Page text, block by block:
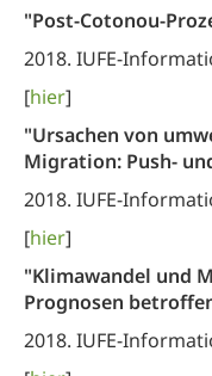
"Post-Cotonou-
2018. IUFE-
[hier]
"Ursachen von
Migration: Push-
2018. IUFE-
[hier]
"Klimawandel und
Prognosen
2018. IUFE-